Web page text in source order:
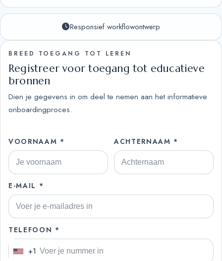
Responsief workflowontwerp
BREED TOEGANG TOT LEREN
Registreer voor toegang tot educatieve
bronnen
Dien je gegevens in om deel te nemen aan het informatieve
onboardingproces.
VOORNAAM * ACHTERNAAM *
E-MAIL *
TELEFOON *
U +1